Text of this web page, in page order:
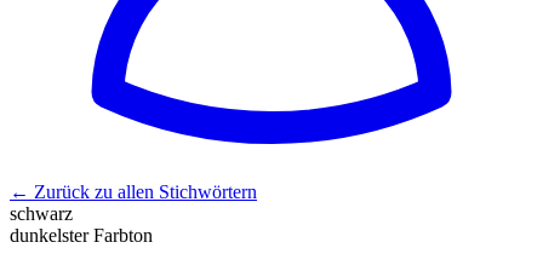
← Zurück zu allen Stichwörtern
schwarz
dunkelster Farbton